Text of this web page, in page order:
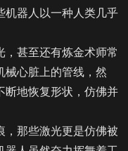
机器人以一种人类几乎
甚至还有炼金术师常
械心脏上的管线，然
断地恢复形状，仿佛并
那些激光更是仿佛被